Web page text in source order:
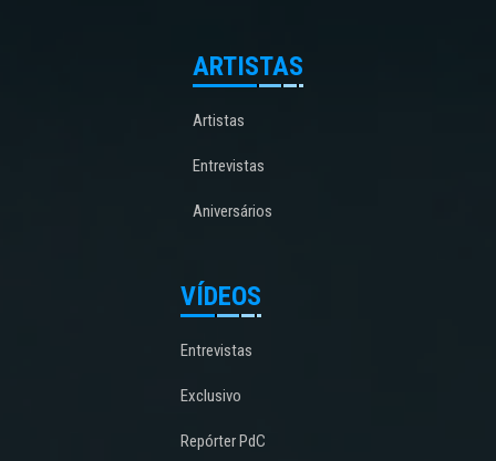
ARTISTAS
Artistas
Entrevistas
Aniversários
VÍDEOS
Entrevistas
Exclusivo
Repórter PdC